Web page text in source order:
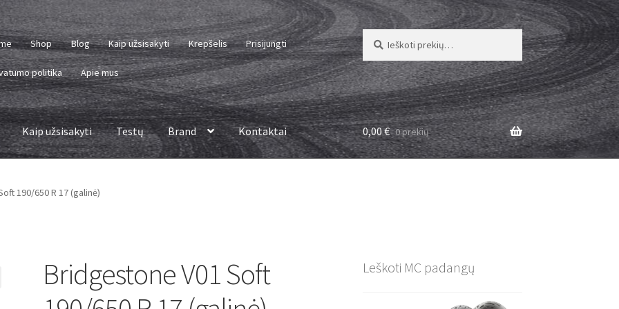
Shop Blog Kaip užsisakyti Krepšelis Prisijungti
politika Apie mus
Ieškoti:
Ieškoti
Kaip užsisakyti Testų Brand Kontaktai 0,00€ 0 prekių
190/650 R 17 (galinė)
Bridgestone V01 Soft
Leškoti MC padangų